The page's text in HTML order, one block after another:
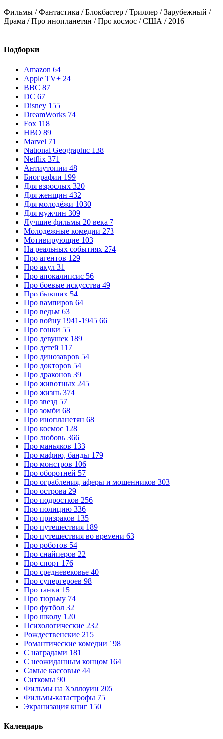
Фильмы / Фантастика / Блокбастер / Триллер / Зарубежный /
Драма / Про инопланетян / Про космос / США / 2016
Подборки
Amazon 64
Apple TV+ 24
BBC 87
DC 67
Disney 155
DreamWorks 74
Fox 118
HBO 89
Marvel 71
National Geographic 138
Netflix 371
Антиутопии 48
Биографии 199
Для взрослых 320
Для женщин 432
Для молодёжи 1030
Для мужчин 309
Лучшие фильмы 20 века 7
Молодежные комедии 273
Мотивирующие 103
На реальных событиях 274
Про агентов 129
Про акул 31
Про апокалипсис 56
Про боевые искусства 49
Про бывших 54
Про вампиров 64
Про ведьм 63
Про войну 1941-1945 66
Про гонки 55
Про девушек 189
Про детей 117
Про динозавров 54
Про докторов 54
Про драконов 39
Про животных 245
Про жизнь 374
Про звезд 57
Про зомби 68
Про инопланетян 68
Про космос 128
Про любовь 366
Про маньяков 133
Про мафию, банды 179
Про монстров 106
Про оборотней 57
Про ограбления, аферы и мошенников 303
Про острова 29
Про подростков 256
Про полицию 336
Про призраков 135
Про путешествия 189
Про путешествия во времени 63
Про роботов 54
Про снайперов 22
Про спорт 176
Про средневековье 40
Про супергероев 98
Про танки 15
Про тюрьму 74
Про футбол 32
Про школу 120
Психологические 232
Рождественские 215
Романтические комедии 198
С наградами 181
С неожиданным концом 164
Самые кассовые 44
Ситкомы 90
Фильмы на Хэллоуин 205
Фильмы-катастрофы 75
Экранизация книг 150
Календарь